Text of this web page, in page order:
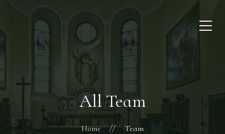
All Team
Home Team